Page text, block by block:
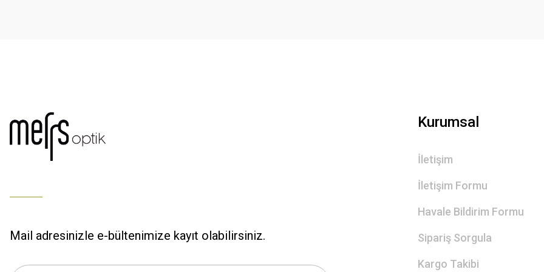
S... M... | 29/12/2025
S... M... | 29/12/2025
Mail adresinizle e-bültenimize kayıt olabilirsiniz.
Kurumsal
İletişim
İletişim Formu
Havale Bildirim Formu
Sipariş Sorgula
Kargo Takibi